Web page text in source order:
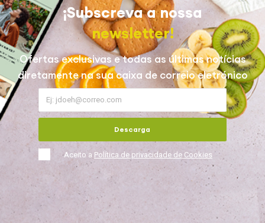
¡Subscreva a nossa
newsletter!
Ofertas exclusivas e todas as últimas notícias
diretamente na sua caixa de correio eletrónico
Aceito a Política de privacidade de Cookies
Descarga